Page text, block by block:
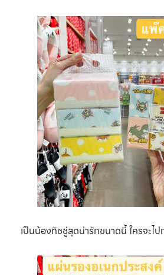
เป็นน้องทิชชู่สุดน่ารักขนาดนี้ ใครจะไป